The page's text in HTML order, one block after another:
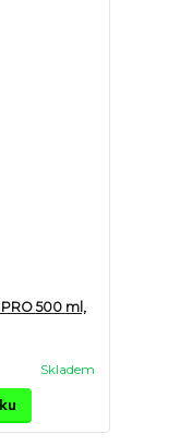
500 ml,
Skladem